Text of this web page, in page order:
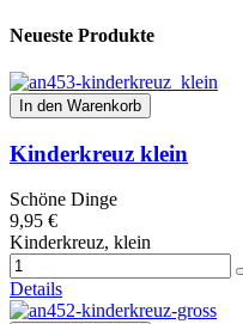
Neueste Produkte
In den Warenkorb
Kinderkreuz klein
Schöne Dinge
9,95 €
Kinderkreuz, klein
Details